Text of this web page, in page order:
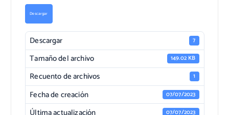
Descargar
Descargar 7
Tamaño del archivo 149.02 KB
Recuento de archivos 1
Fecha de creación 07/07/2023
07/07/2023